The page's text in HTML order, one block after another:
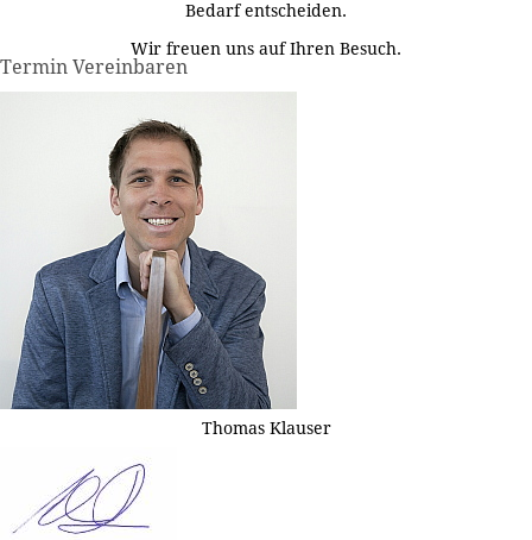
Bedarf entscheiden.
Wir freuen uns auf Ihren Besuch.
Termin Vereinbaren
Thomas Klauser